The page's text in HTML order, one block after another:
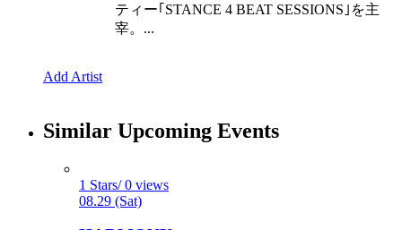
ティー｢STANCE 4 BEAT SESSIONS｣を主
宰。...
Add Artist
Similar Upcoming Events
1 Stars/ 0 views
08.29 (Sat)